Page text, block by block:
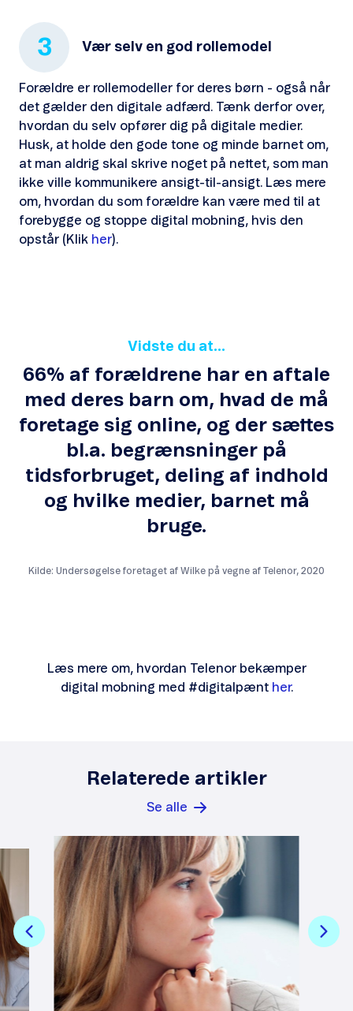
3 Vær selv en god rollemodel
Forældre er rollemodeller for deres børn - også når
det gælder den digitale adfærd. Tænk derfor over,
hvordan du selv opfører dig på digitale medier.
Husk, at holde den gode tone og minde barnet om,
at man aldrig skal skrive noget på nettet, som man
ikke ville kommunikere ansigt-til-ansigt. Læs mere
om, hvordan du som forældre kan være med til at
forebygge og stoppe digital mobning, hvis den
opstår (Klik her).
Vidste du at...
66% af forældrene har en aftale
med deres barn om, hvad de må
foretage sig online, og der sættes
bl.a. begrænsninger på
tidsforbruget, deling af indhold
og hvilke medier, barnet må
bruge.
Kilde: Undersøgelse foretaget af Wilke på vegne af Telenor, 2020
Læs mere om, hvordan Telenor bekæmper
digital mobning med #digitalpænt her.
Relaterede artikler
Se alle